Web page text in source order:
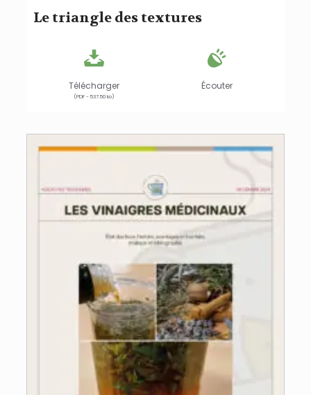
Le triangle des textures
Télécharger
(PDF - 537.50 ko)
Écouter